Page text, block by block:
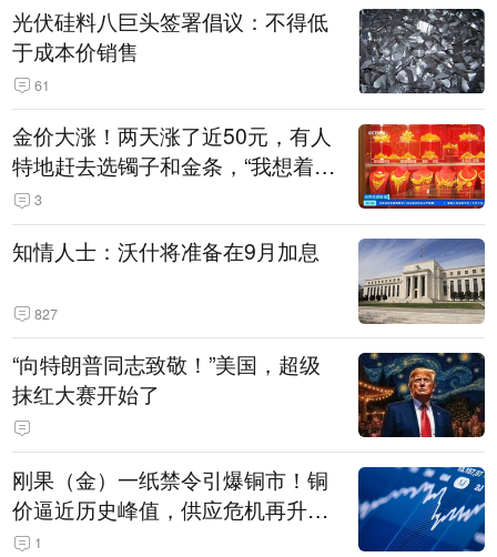
光伏硅料八巨头签署倡议：不得低
于成本价销售
61
金价大涨！两天涨了近50元，有人
特地赶去选镯子和金条，“我想着买
起来可以保值，小批量进一些货”
3
知情人士：沃什将准备在9月加息
827
“向特朗普同志致敬！”美国，超级
抹红大赛开始了
刚果（金）一纸禁令引爆铜市！铜
价逼近历史峰值，供应危机再升
级？1